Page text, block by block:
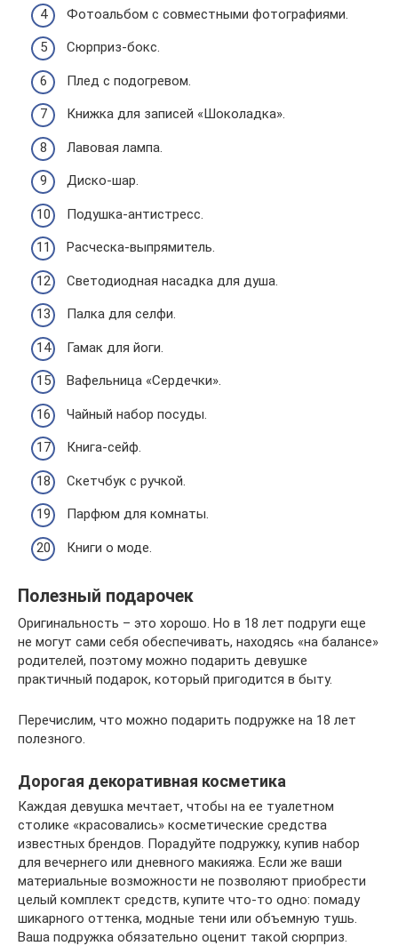
Фотоальбом с совместными фотографиями.
Сюрприз-бокс.
Плед с подогревом.
Книжка для записей «Шоколадка».
Лавовая лампа.
Диско-шар.
Подушка-антистресс.
Расческа-выпрямитель.
Светодиодная насадка для душа.
Палка для селфи.
Гамак для йоги.
Вафельница «Сердечки».
Чайный набор посуды.
Книга-сейф.
Скетчбук с ручкой.
Парфюм для комнаты.
Книги о моде.
Полезный подарочек
Оригинальность – это хорошо. Но в 18 лет подруги еще
не могут сами себя обеспечивать, находясь «на балансе»
родителей, поэтому можно подарить девушке
практичный подарок, который пригодится в быту.
Перечислим, что можно подарить подружке на 18 лет
полезного.
Дорогая декоративная косметика
Каждая девушка мечтает, чтобы на ее туалетном
столике «красовались» косметические средства
известных брендов. Порадуйте подружку, купив набор
для вечернего или дневного макияжа. Если же ваши
материальные возможности не позволяют приобрести
целый комплект средств, купите что-то одно: помаду
шикарного оттенка, модные тени или объемную тушь.
Ваша подружка обязательно оценит такой сюрприз.